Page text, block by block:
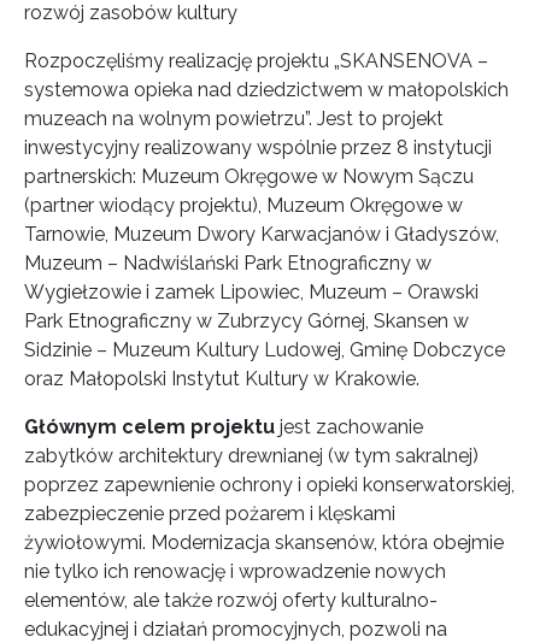
rozwój zasobów kultury
Rozpoczęliśmy realizację projektu „SKANSENOVA –
systemowa opieka nad dziedzictwem w małopolskich
muzeach na wolnym powietrzu”. Jest to projekt
inwestycyjny realizowany wspólnie przez 8 instytucji
partnerskich: Muzeum Okręgowe w Nowym Sączu
(partner wiodący projektu), Muzeum Okręgowe w
Tarnowie, Muzeum Dwory Karwacjanów i Gładyszów,
Muzeum – Nadwiślański Park Etnograficzny w
Wygiełzowie i zamek Lipowiec, Muzeum – Orawski
Park Etnograficzny w Zubrzycy Górnej, Skansen w
Sidzinie – Muzeum Kultury Ludowej, Gminę Dobczyce
oraz Małopolski Instytut Kultury w Krakowie.
Głównym celem projektu jest zachowanie
zabytków architektury drewnianej (w tym sakralnej)
poprzez zapewnienie ochrony i opieki konserwatorskiej,
zabezpieczenie przed pożarem i klęskami
żywiołowymi. Modernizacja skansenów, która obejmie
nie tylko ich renowację i wprowadzenie nowych
elementów, ale także rozwój oferty kulturalno-
edukacyjnej i działań promocyjnych, pozwoli na